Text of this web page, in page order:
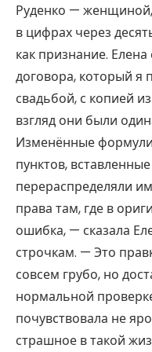
Руденко —
в цифрах через
как признание.
договора, который я
свадьбой, с копией
взгляд они были
Изменённые
пунктов,
перераспределяли
права там, где в
ошибка, — сказала
строчкам. — Это
совсем грубо, но
нормальной
почувствовала не
страшное в такой